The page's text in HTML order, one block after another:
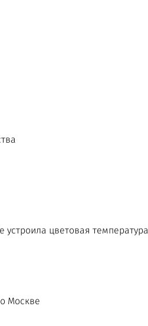
устроила цветовая температура
Москве